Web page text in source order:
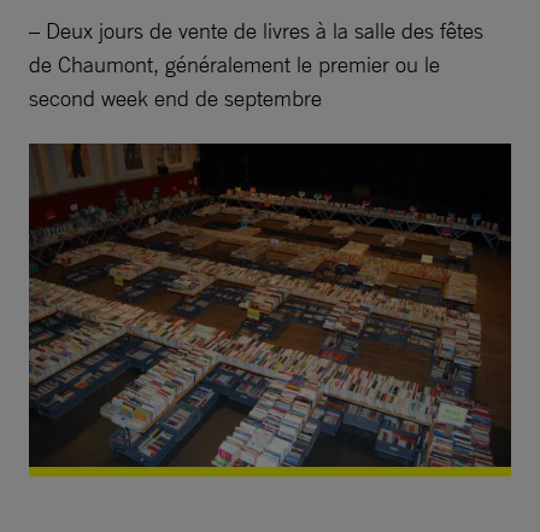
– Deux jours de vente de livres à la salle des fêtes
de Chaumont, généralement le premier ou le
second week end de septembre